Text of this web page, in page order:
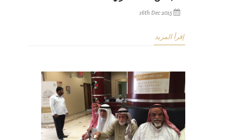
16th Dec 2015
إقرأ المزيد